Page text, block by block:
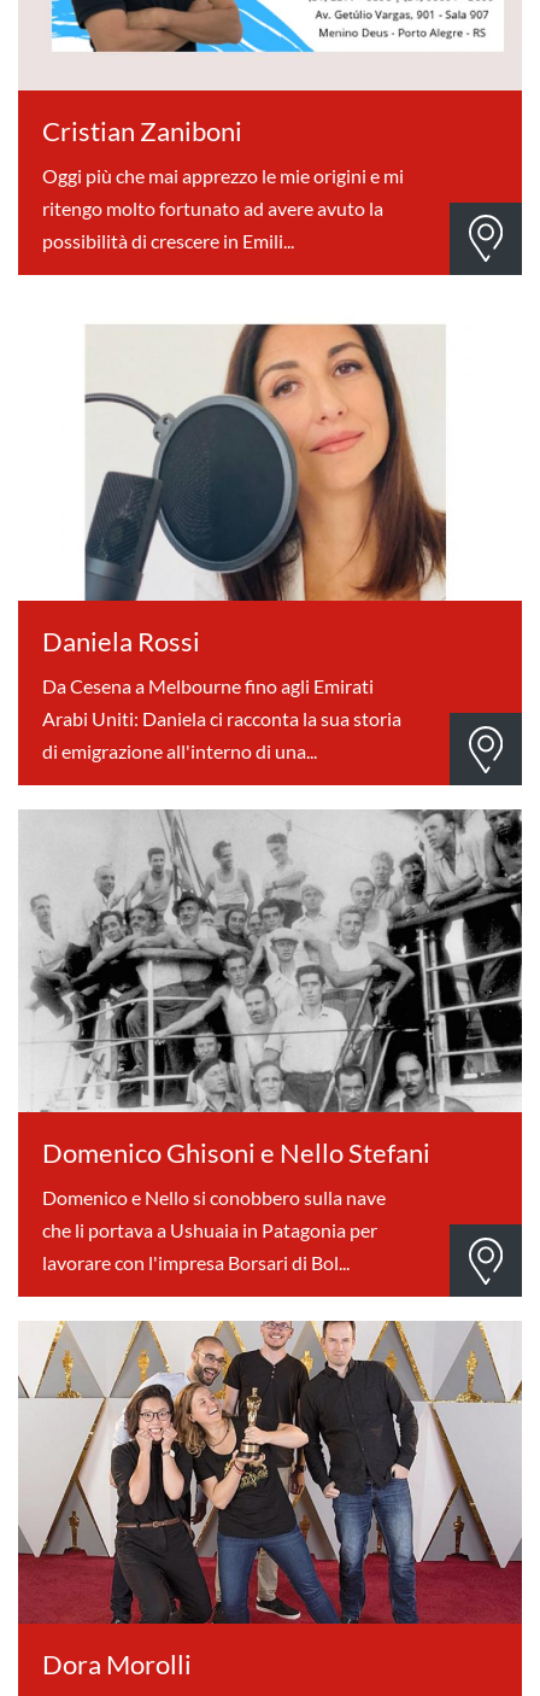
Cristian Zaniboni
Oggi più che mai apprezzo le mie origini e mi
ritengo molto fortunato ad avere avuto la
possibilità di crescere in Emili...
Daniela Rossi
Da Cesena a Melbourne fino agli Emirati
Arabi Uniti: Daniela ci racconta la sua storia
di emigrazione all'interno di una...
Domenico Ghisoni e Nello Stefani
Domenico e Nello si conobbero sulla nave
che li portava a Ushuaia in Patagonia per
lavorare con l'impresa Borsari di Bol...
Dora Morolli